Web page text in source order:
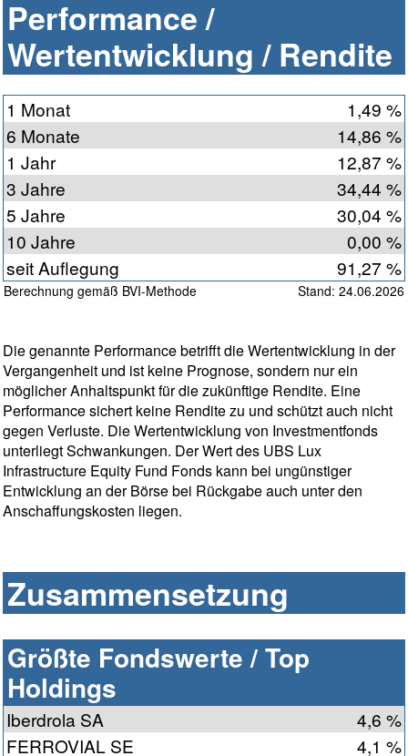
Performance /
Wertentwicklung / Rendite
1 Monat
1,49 %
6 Monate
14,86 %
1 Jahr
12,87 %
3 Jahre
34,44 %
5 Jahre
30,04 %
10 Jahre
0,00 %
seit Auflegung
91,27 %
Berechnung gemäß BVI-Methode Stand: 24.06.2026
Die genannte Performance betrifft die Wertentwicklung in der
Vergangenheit und ist keine Prognose, sondern nur ein
möglicher Anhaltspunkt für die zukünftige Rendite. Eine
Performance sichert keine Rendite zu und schützt auch nicht
gegen Verluste. Die Wertentwicklung von Investmentfonds
unterliegt Schwankungen. Der Wert des UBS Lux
Infrastructure Equity Fund Fonds kann bei ungünstiger
Entwicklung an der Börse bei Rückgabe auch unter den
Anschaffungskosten liegen.
Zusammensetzung
Größte Fondswerte / Top
Holdings
Iberdrola SA
4,6 %
FERROVIAL SE
4,1 %